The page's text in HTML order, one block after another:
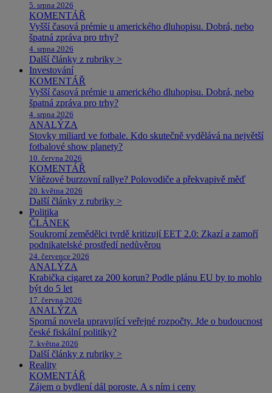
5. srpna 2026
KOMENTÁŘ
Vyšší časová prémie u amerického dluhopisu. Dobrá, nebo
špatná zpráva pro trhy?
4. srpna 2026
Další články z rubriky >
Investování
KOMENTÁŘ
Vyšší časová prémie u amerického dluhopisu. Dobrá, nebo
špatná zpráva pro trhy?
4. srpna 2026
ANALÝZA
Stovky miliard ve fotbale. Kdo skutečně vydělává na největší
fotbalové show planety?
10. června 2026
KOMENTÁŘ
Vítězové burzovní rallye? Polovodiče a překvapivě měď
20. května 2026
Další články z rubriky >
Politika
ČLÁNEK
Soukromí zemědělci tvrdě kritizují EET 2.0: Zkazí a zamoří
podnikatelské prostředí nedůvěrou
24. července 2026
ANALÝZA
Krabička cigaret za 200 korun? Podle plánu EU by to mohlo
být do 5 let
17. června 2026
ANALÝZA
Sporná novela upravující veřejné rozpočty. Jde o budoucnost
české fiskální politiky?
7. května 2026
Další články z rubriky >
Reality
KOMENTÁŘ
Zájem o bydlení dál poroste. A s ním i ceny